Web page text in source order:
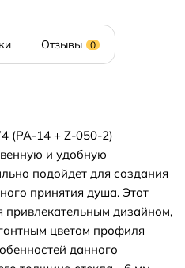
Отзывы 0
(PA-14 + Z-050-2)
и удобную
подойдет для создания
принятия душа. Этот
привлекательным дизайном,
цветом профиля
данного